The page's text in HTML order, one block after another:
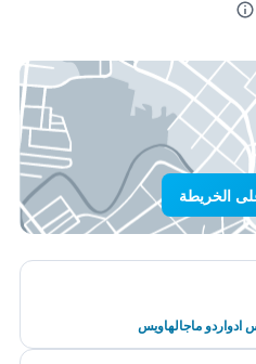
الخريطة
ادواردو ماجالهاويس